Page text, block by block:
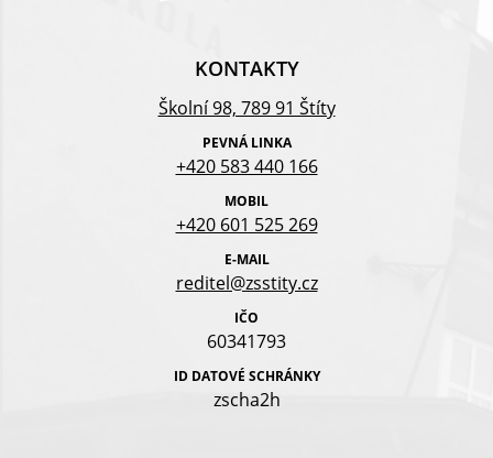
KONTAKTY
Školní 98, 789 91 Štíty
PEVNÁ LINKA
+420 583 440 166
MOBIL
+420 601 525 269
E-MAIL
reditel@zsstity.cz
IČO
60341793
ID DATOVÉ SCHRÁNKY
zscha2h